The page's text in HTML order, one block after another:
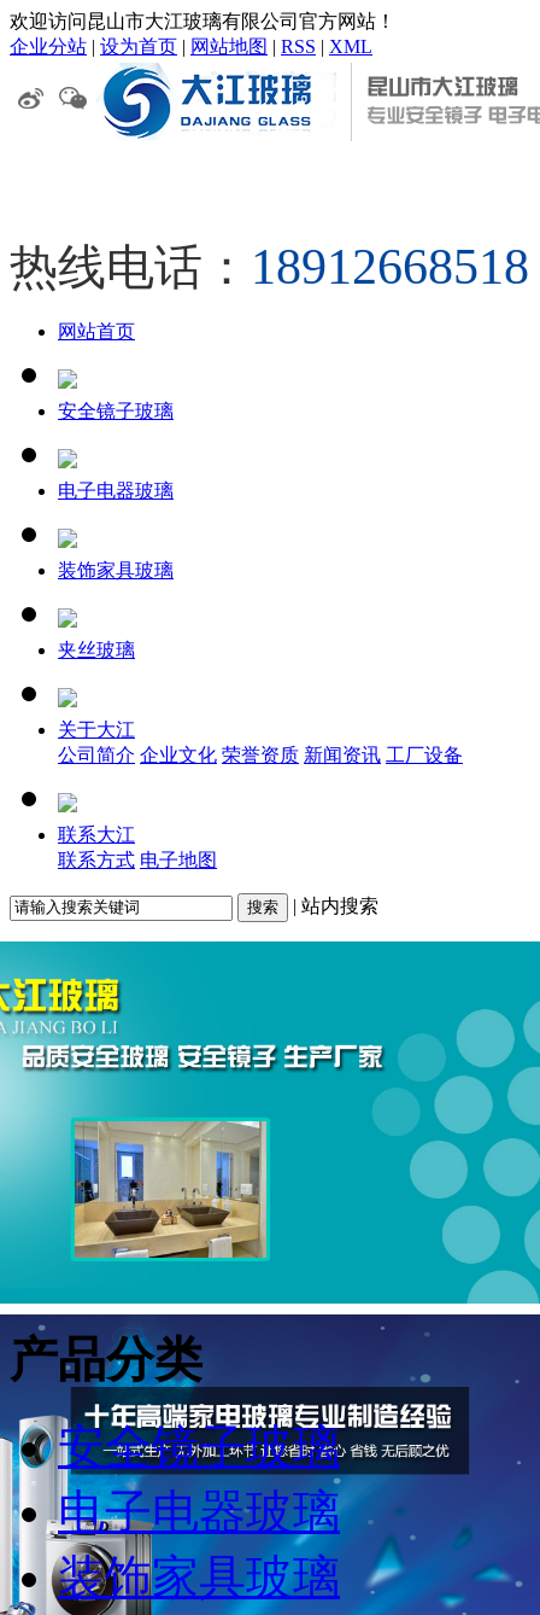
欢迎访问昆山市大江玻璃有限公司官方网站！
企业分站 | 设为首页 | 网站地图 | RSS | XML
热线电话：
网站首页
安全镜子玻璃
电子电器玻璃
装饰家具玻璃
夹丝玻璃
关于大江
公司简介 企业文化 荣誉资质 新闻资讯 工厂设备
联系大江
联系方式 电子地图
| 站内搜索
产品分类
安全镜子玻璃
电子电器玻璃
装饰家具玻璃